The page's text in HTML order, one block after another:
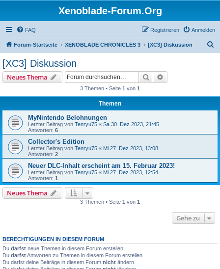
Xenoblade-Forum.Org
FAQ Anmelden
Registrieren
Forum-Startseite XENOBLADE CHRONICLES 3 [XC3] Diskussion
[XC3] Diskussion
Neues Thema Suche
3 Themen • Seite 1 von 1
Themen
MyNintendo Belohnungen
Letzter Beitrag von Tenryu75 « Sa 30. Dez 2023, 21:45
Antworten: 6
Collector's Edition
Letzter Beitrag von Tenryu75 « Mi 27. Dez 2023, 13:08
Antworten: 2
Neuer DLC-Inhalt erscheint am 15. Februar 2023!
Letzter Beitrag von Tenryu75 « Mi 27. Dez 2023, 12:54
Antworten: 1
Neues Thema
3 Themen • Seite 1 von 1
Gehe zu
BERECHTIGUNGEN IN DIESEM FORUM
Du darfst neue Themen in diesem Forum erstellen.
Du darfstAntworten zu Themen in diesem Forum erstellen.
Du darfst deine Beiträge in diesem Forum nicht ändern.